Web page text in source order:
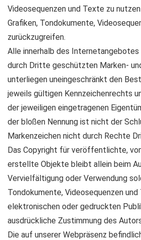
Videosequenzen und Texte zu
Grafiken, Tondokumente,
zurückzugreifen.
Alle innerhalb des Internetangebotes
durch Dritte geschützten Marken-
unterliegen uneingeschränkt den
jeweils gültigen Kennzeichenrechts
der jeweiligen eingetragenen
der bloßen Nennung ist nicht der
Markenzeichen nicht durch Rechte
Das Copyright für veröffentlichte,
erstellte Objekte bleibt allein beim
Vervielfältigung oder Verwendung
Tondokumente, Videosequenzen
elektronischen oder gedruckten
ausdrückliche Zustimmung des
Die auf unserer Webpräsenz